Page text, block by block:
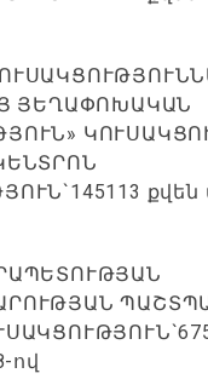
ՅԵՂԱՓՈԽԱԿԱՆ
քվեն
ով